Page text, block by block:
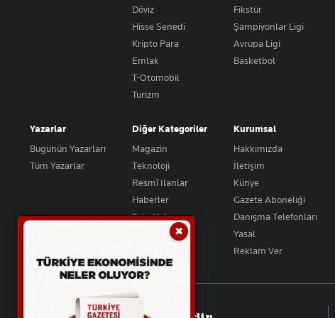
Döviz
Hisse Senedi
Kripto Para
Emlak
T-Otomobil
Turizm
Fikstür
Şampiyonlar Ligi
Avrupa Ligi
Basketbol
Yazarlar
Bugünün Yazarları
Tüm Yazarlar
Diğer Kategoriler
Magazin
Teknoloji
Resmî Ilanlar
Haberler
Foto Haber
Video Galeri
Kurumsal
Hakkımızda
İletişim
Künye
Gazete Aboneliği
Danışma Telefonları
Yasal
Reklam Ver
✖